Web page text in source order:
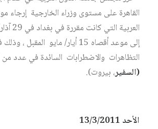
القاهرة على مستوى وزراء الخارجية إرجاء
العربية
إلى موعد أقصاه 15 أيار/ مايو المقبل
التظاهرات والاضطرابات السائدة في عدد من
(السفير، بيروت).
الأحد 13/3/2011